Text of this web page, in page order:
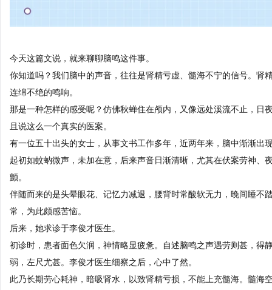
今天这篇文说，就来聊聊脑鸣这件事。
你知道吗？我们脑中的声音，往往是肾精亏虚、髓海不宁的信号。肾
连绵不绝的鸣响。
那是一种怎样的感受呢？仿佛秋蝉住在颅内，又像远处溪流不止，日
且说这么一个真实的医案。
有一位五十出头的女士，从事文书工作多年，近两年来，脑中渐渐出
起初如蚊蚋微声，未加在意，后来声音日渐清晰，尤其在伏案劳神
颤。
伴随而来的是头晕眼花、记忆力减退，腰背时常酸软无力，晚间睡不
常，为此颇感苦恼。
后来，她求诊于李俊才医生。
初诊时，患者面色欠润，神情略显疲惫。自述脑鸣之声遇劳则甚，得
弱，左尺尤甚。李俊才医生细察之后，心中了然。
此乃长期劳心耗神，暗吸肾水，以致肾精亏损，不能上充髓海。髓